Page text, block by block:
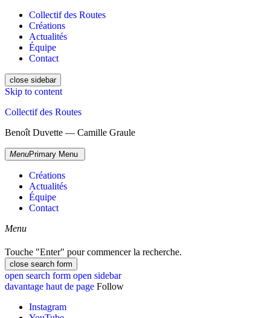
Collectif des Routes
Créations
Actualités
Équipe
Contact
close sidebar
Skip to content
Collectif des Routes
Benoît Duvette — Camille Graule
MenuPrimary Menu
Créations
Actualités
Équipe
Contact
Menu
Touche "Enter" pour commencer la recherche.
close search form
open search form open sidebar
davantage haut de page Follow
Instagram